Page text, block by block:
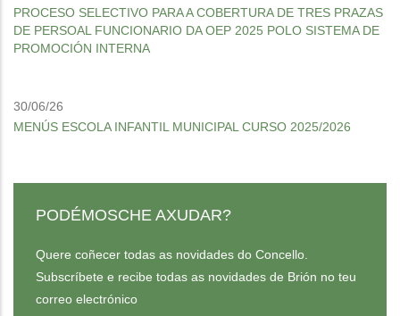
PROCESO SELECTIVO PARA A COBERTURA DE TRES PRAZAS
DE PERSOAL FUNCIONARIO DA OEP 2025 POLO SISTEMA DE
PROMOCIÓN INTERNA
30/06/26
MENÚS ESCOLA INFANTIL MUNICIPAL CURSO 2025/2026
PODÉMOSCHE AXUDAR?
Quere coñecer todas as novidades do Concello.
Subscríbete e recibe todas as novidades de Brión no teu
correo electrónico